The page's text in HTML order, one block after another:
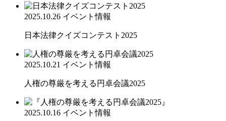
2025.10.26 イベント情報
日本法律クイズコンテスト2025
2025.10.21 イベント情報
人権の尊厳を考える円卓会議2025
2025.10.16 イベント情報